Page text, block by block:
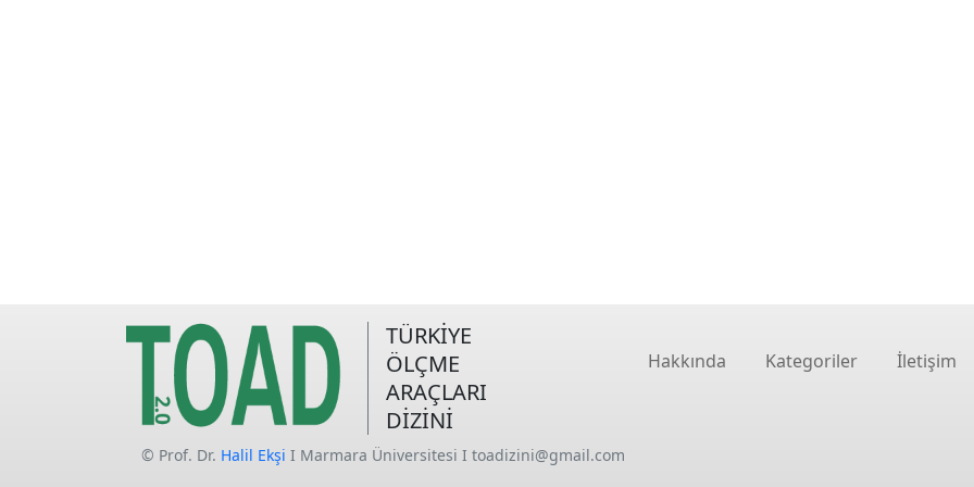
TÜRKİYE
ÖLÇME
ARAÇLARI
DİZİNİ
Hakkında Kategoriler İletişim
© Prof. Dr. Halil Ekşi I Marmara Üniversitesi I toadizini@gmail.com